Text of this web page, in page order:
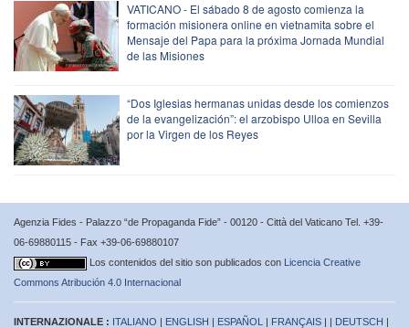
VATICANO - El sábado 8 de agosto comienza la
formación misionera online en vietnamita sobre el
Mensaje del Papa para la próxima Jornada Mundial
de las Misiones
“Dos Iglesias hermanas unidas desde los comienzos
de la evangelización”: el arzobispo Ulloa en Sevilla
por la Virgen de los Reyes
Agenzia Fides - Palazzo “de Propaganda Fide” - 00120 - Città del Vaticano Tel. +39-
06-69880115 - Fax +39-06-69880107
Los contenidos del sitio son publicados con
Licencia Creative
Commons Atribución 4.0 Internacional
INTERNAZIONALE : ITALIANO ENGLISH ESPAÑOL FRANÇAIS DEUTSCH